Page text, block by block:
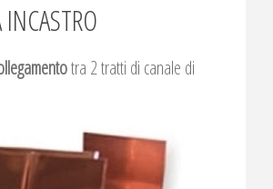
tra 2 tratti di canale di